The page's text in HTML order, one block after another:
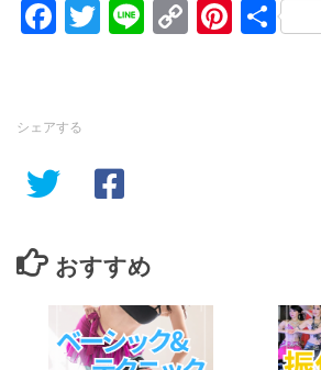
Facebook
Twitter
LineCopy 共
シェアする
おすすめ